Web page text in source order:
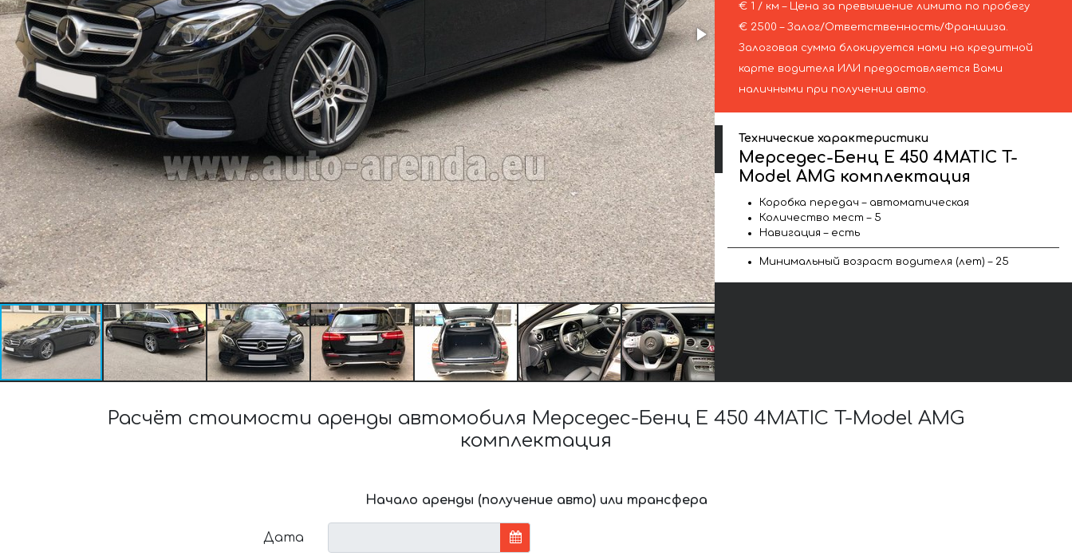
€ 1 / км – Цена за превышение лимита по пробегу
€ 2500 – Залог/Ответственность/Франшиза.
Залоговая сумма блокируется нами на кредитной
карте водителя ИЛИ предоставляется Вами
наличными при получении авто.
Технические характеристики
Мерседес-Бенц E 450 4MATIC T-
Model AMG комплектация
Коробка передач – автоматическая
Количество мест – 5
Навигация – есть
Минимальный возраст водителя (лет) – 25
Расчёт стоимости аренды автомобиля Мерседес-Бенц E 450 4MATIC T-Model AMG
комплектация
Начало аренды (получение авто) или трансфера
Дата